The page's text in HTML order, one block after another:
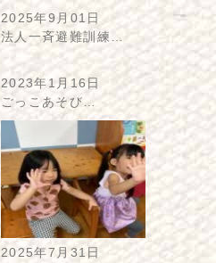
2025年9月01日
法人一斉避難訓練…
2023年1月16日
ごっこあそび…
2025年7月31日